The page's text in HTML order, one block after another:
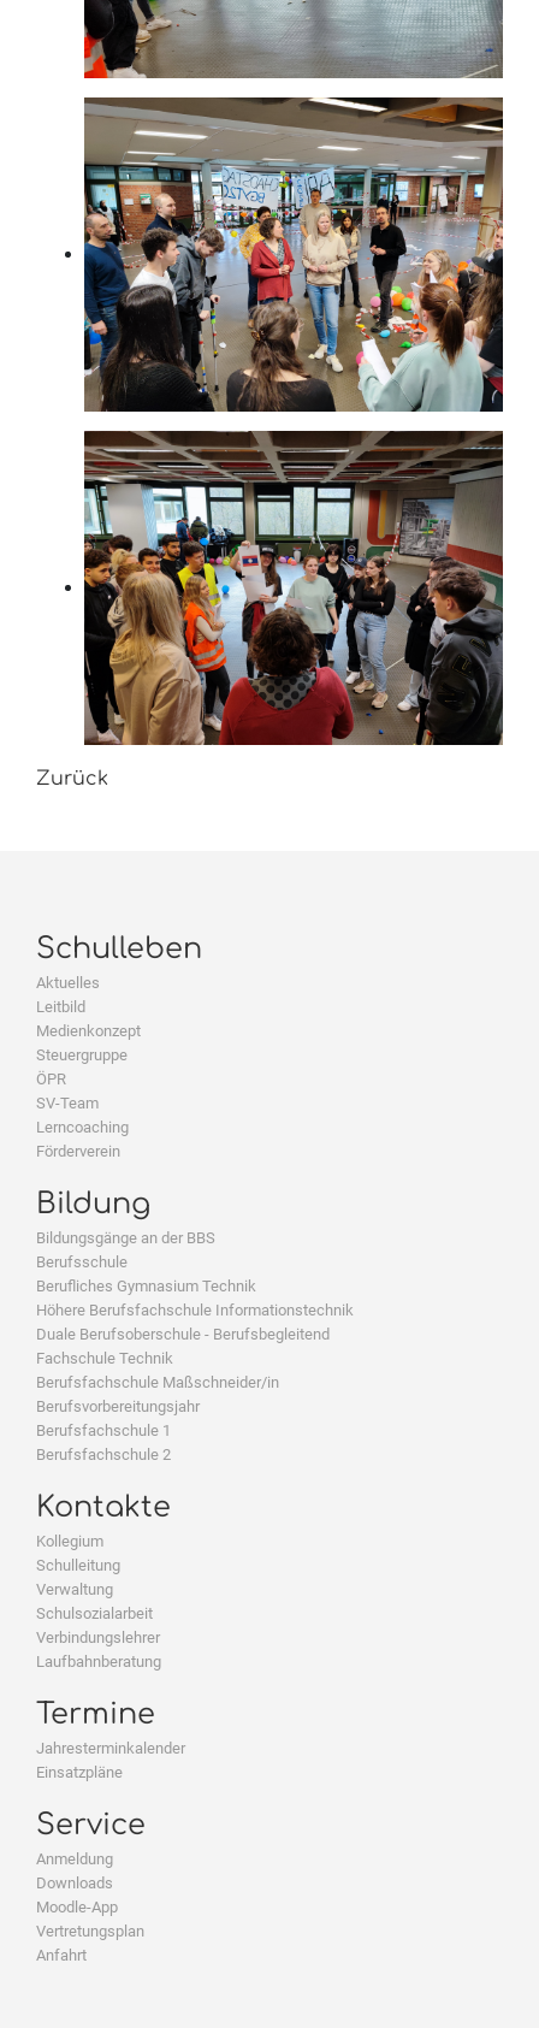
Zurück
Schulleben
Aktuelles
Leitbild
Medienkonzept
Steuergruppe
ÖPR
SV-Team
Lerncoaching
Förderverein
Bildung
Bildungsgänge an der BBS
Berufsschule
Berufliches Gymnasium Technik
Höhere Berufsfachschule Informationstechnik
Duale Berufsoberschule - Berufsbegleitend
Fachschule Technik
Berufsfachschule Maßschneider/in
Berufsvorbereitungsjahr
Berufsfachschule 1
Berufsfachschule 2
Kontakte
Kollegium
Schulleitung
Verwaltung
Schulsozialarbeit
Verbindungslehrer
Laufbahnberatung
Termine
Jahresterminkalender
Einsatzpläne
Service
Anmeldung
Downloads
Moodle-App
Vertretungsplan
Anfahrt